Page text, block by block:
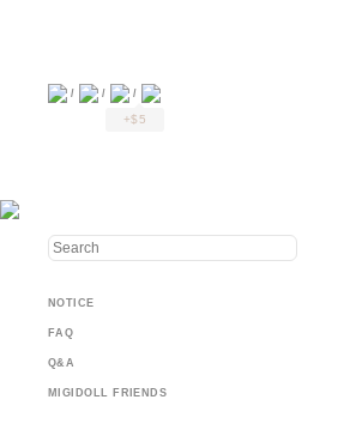
/ / /
+$5
NOTICE
FAQ
Q&A
MIGIDOLL FRIENDS